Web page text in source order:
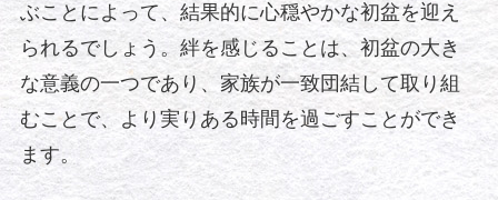
ぶことによって、結果的に心穏やかな初盆を迎え
られるでしょう。絆を感じることは、初盆の大き
な意義の一つであり、家族が一致団結して取り組
むことで、より実りある時間を過ごすことができ
ます。